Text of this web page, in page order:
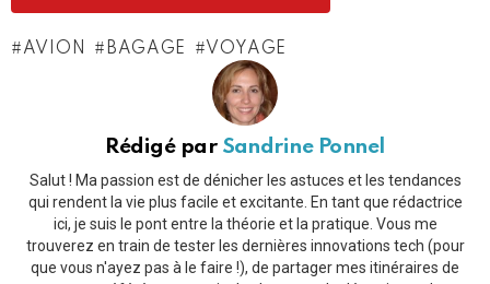
AVION BAGAGE VOYAGE
Rédigé par Sandrine Ponnel
Salut ! Ma passion est de dénicher les astuces et les tendances
qui rendent la vie plus facile et excitante. En tant que rédactrice
ici, je suis le pont entre la théorie et la pratique. Vous me
trouverez en train de tester les dernières innovations tech (pour
que vous n'ayez pas à le faire !), de partager mes itinéraires de